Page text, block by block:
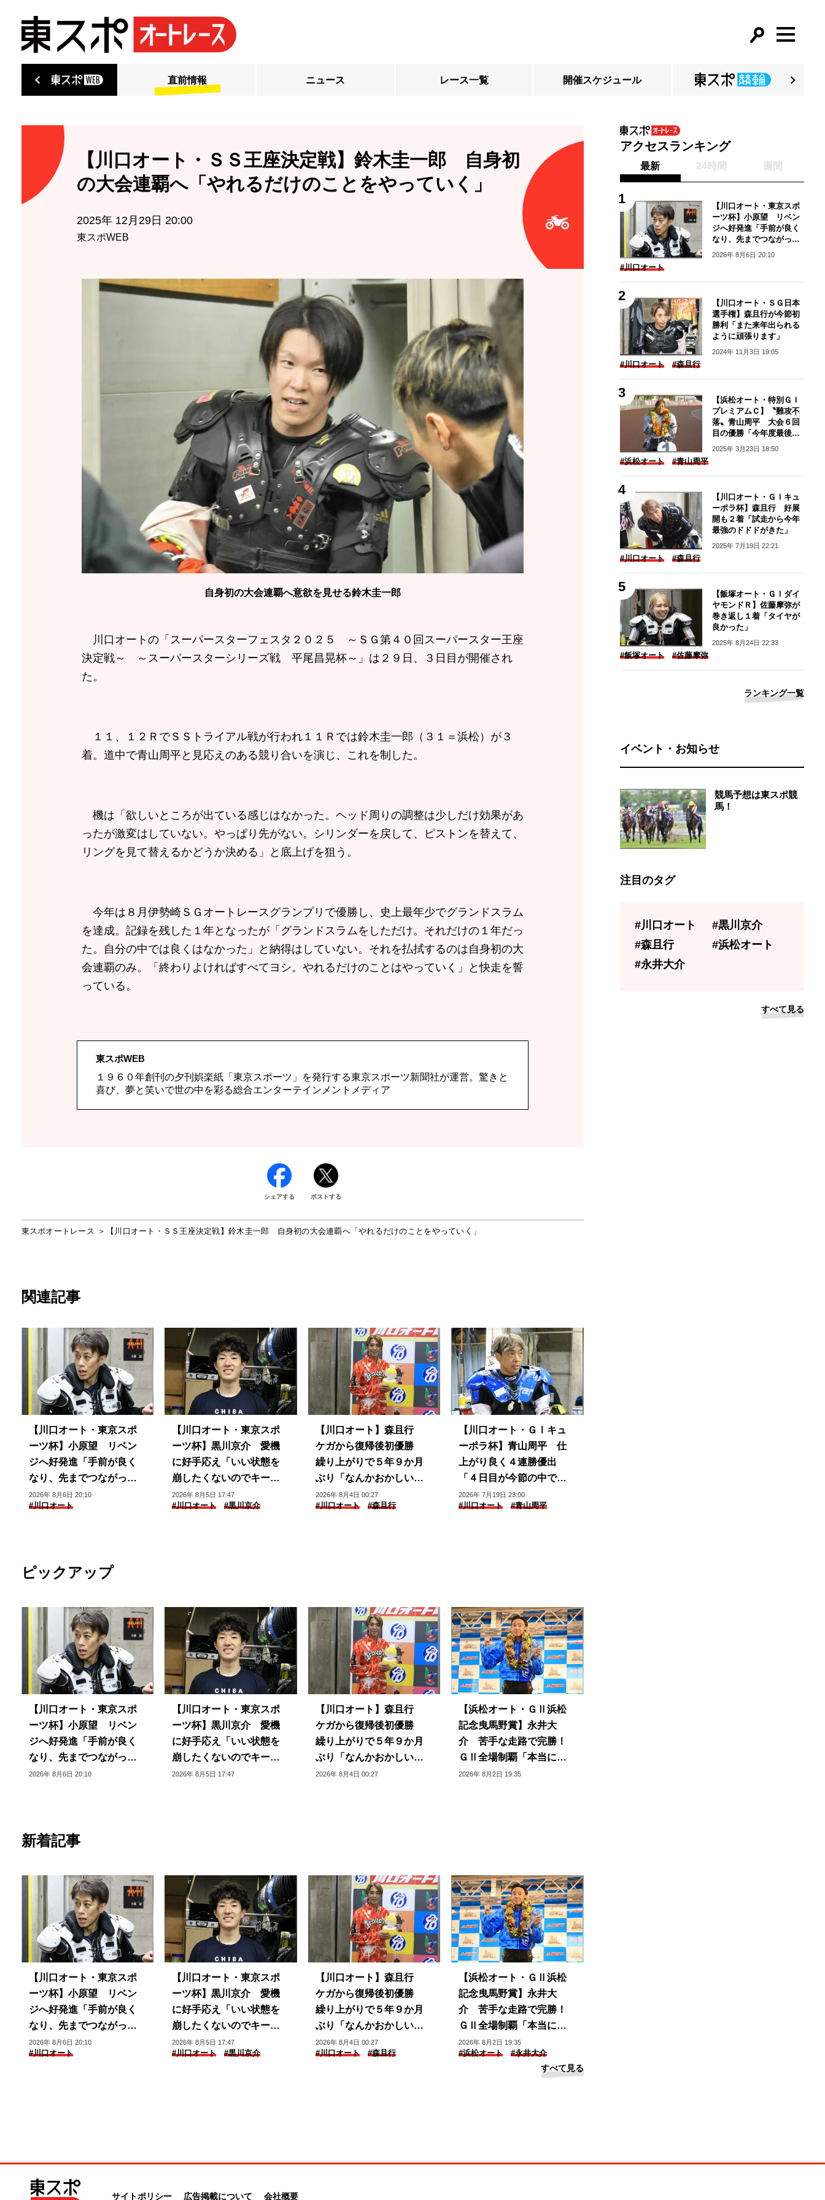
直前情報 ニュース レース一覧 開催スケジュール
【川口オート・ＳＳ王座決定戦】鈴木圭一郎 自身初
の大会連覇へ「やれるだけのことをやっていく」
2025年 12月29日 20:00
東スポWEB
自身初の大会連覇へ意欲を見せる鈴木圭一郎
川口オートの「スーパースターフェスタ２０２５ ～ＳＧ第４０回スーパースター王座
決定戦～ ～スーパースターシリーズ戦 平尾昌晃杯～」は２９日、３日目が開催され
た。
１１、１２ＲでＳＳトライアル戦が行われ１１Ｒでは鈴木圭一郎（３１＝浜松）が３
着。道中で青山周平と見応えのある競り合いを演じ、これを制した。
機は「欲しいところが出ている感じはなかった。ヘッド周りの調整は少しだけ効果があ
ったが激変はしていない。やっぱり先がない。シリンダーを戻して、ピストンを替えて、
リングを見て替えるかどうか決める」と底上げを狙う。
今年は８月伊勢崎ＳＧオートレースグランプリで優勝し、史上最年少でグランドスラム
を達成。記録を残した１年となったが「グランドスラムをしただけ。それだけの１年だっ
た。自分の中では良くはなかった」と納得はしていない。それを払拭するのは自身初の大
会連覇のみ。「終わりよければすべてヨシ。やれるだけのことはやっていく」と快走を誓
っている。
東スポWEB
１９６０年創刊の夕刊娯楽紙「東京スポーツ」を発行する東京スポーツ新聞社が運営。驚きと
喜び、夢と笑いで世の中を彩る総合エンターテインメントメディア
シェアする ポストする
東スポオートレース 【川口オート・ＳＳ王座決定戦】鈴木圭一郎 自身初の大会連覇へ「やれるだけのことをやっていく」
関連記事
【川口オート・東京スポ
ーツ杯】小原望 リベン
ジへ好発進「手前が良く
なり、先までつながって
いる」
2026年 8月6日 20:10
#川口オート
【川口オート・東京スポ
ーツ杯】黒川京介 愛機
に好手応え「いい状態を
崩したくないのでキープ
できるように」
2026年 8月5日 17:47
#川口オート #黒川京介
【川口オート】森且行
ケガから復帰後初優勝
繰り上がりで５年９か月
ぶり「なんかおかしい感
じ」
2026年 8月4日 00:27
#川口オート #森且行
【川口オート・ＧⅠキュ
ーポラ杯】青山周平 仕
上がり良く４連勝優出
「４日目が今節の中で一
番良かった」
2026年 7月19日 23:00
#川口オート #青山周平
ピックアップ
【川口オート・東京スポ
ーツ杯】小原望 リベン
ジへ好発進「手前が良く
なり、先までつながって
いる」
2026年 8月6日 20:10
【川口オート・東京スポ
ーツ杯】黒川京介 愛機
に好手応え「いい状態を
崩したくないのでキープ
できるように」
2026年 8月5日 17:47
【川口オート】森且行
ケガから復帰後初優勝
繰り上がりで５年９か月
ぶり「なんかおかしい感
じ」
2026年 8月4日 00:27
【浜松オート・ＧⅡ浜松
記念曳馬野賞】永井大
介 苦手な走路で完勝！
ＧⅡ全場制覇「本当に信
じられない」
2026年 8月2日 19:35
新着記事
【川口オート・東京スポ
ーツ杯】小原望 リベン
ジへ好発進「手前が良く
なり、先までつながって
いる」
2026年 8月6日 20:10
#川口オート
【川口オート・東京スポ
ーツ杯】黒川京介 愛機
に好手応え「いい状態を
崩したくないのでキープ
できるように」
2026年 8月5日 17:47
#川口オート #黒川京介
【川口オート】森且行
ケガから復帰後初優勝
繰り上がりで５年９か月
ぶり「なんかおかしい感
じ」
2026年 8月4日 00:27
#川口オート #森且行
【浜松オート・ＧⅡ浜松
記念曳馬野賞】永井大
介 苦手な走路で完勝！
ＧⅡ全場制覇「本当に信
じられない」
2026年 8月2日 19:35
#浜松オート #永井大介
すべて見る
アクセスランキング
最新 24時間 週間
【川口オート・東京スポ
ーツ杯】小原望 リベン
ジへ好発進「手前が良く
なり、先までつながって
いる」
2026年 8月6日 20:10
#川口オート
【川口オート・ＳＧ日本
選手権】森且行が今節初
勝利「また来年出られる
ように頑張ります」
2024年 11月3日 19:05
#川口オート #森且行
【浜松オート・特別ＧＩ
プレミアムＣ】〝難攻不
落〟青山周平 大会６回
目の優勝「今年度最後の
レースで優勝できてよか
った」
2025年 3月23日 18:50
#浜松オート #青山周平
【川口オート・ＧＩキュ
ーポラ杯】森且行 好展
開も２着「試走から今年
最強のドドドがきた」
2025年 7月19日 22:21
#川口オート #森且行
【飯塚オート・ＧＩダイ
ヤモンドＲ】佐藤摩弥が
巻き返し１着「タイヤが
良かった」
2025年 8月24日 22:33
#飯塚オート #佐藤摩弥
ランキング一覧
イベント・お知らせ
競馬予想は東スポ競
馬！
注目のタグ
#川口オート
#黒川京介
#森且行
#浜松オート
#永井大介
すべて見る
サイトポリシー 広告掲載について 会社概要